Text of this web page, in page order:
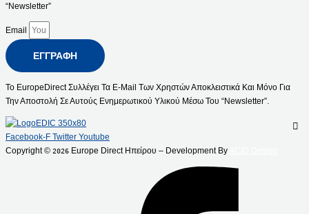
“Newsletter”
Email
ΕΓΓΡΑΦΉ
Το EuropeDirect Συλλέγει Τα E-Mail Των Χρηστών Αποκλειστικά Και Μόνο Για
Την Αποστολή Σε Αυτούς Ενημερωτικού Υλικού Μέσω Του “Newsletter”.
Facebook-F Twitter Youtube
Copyright © 2026 Europe Direct Ηπείρου – Development By